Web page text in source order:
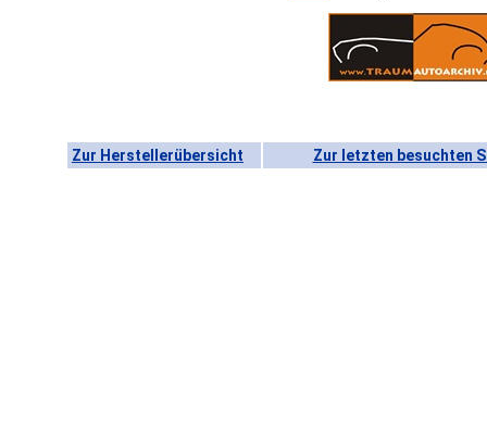
Zur Herstellerübersicht Zur letzten besuchten